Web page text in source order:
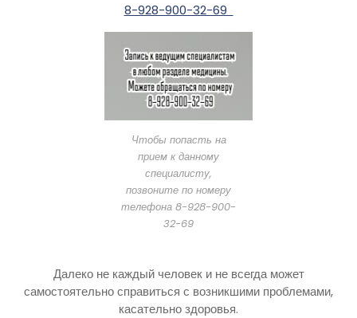
8-928-900-32-69
Чтобы попасть на
прием к данному
специалисту,
позвоните по номеру
телефона 8-928-900-
32-69
Далеко не каждый человек и не всегда может
самостоятельно справиться с возникшими проблемами,
касательно здоровья.